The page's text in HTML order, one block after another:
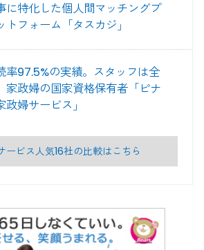
に特化した個人間マッチングプ
トフォーム「タスカジ」
率97.5%の実績。スタッフは全
家政婦の国家資格保有者「ピナ
政婦サービス」
ービス人気16社の比較はこちら